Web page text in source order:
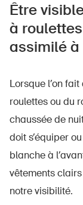
Être
à
assimilé à
Lorsque l’on fait
roulettes ou du
chaussée de
doit s’équiper
blanche à
vêtements
notre visibilité.